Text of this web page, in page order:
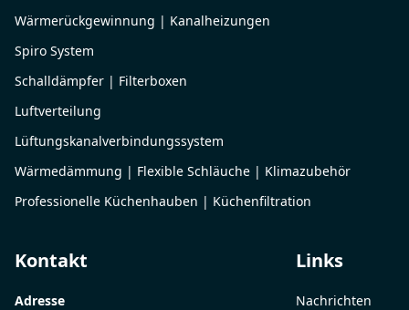
Wärmerückgewinnung | Kanalheizungen
Spiro System
Schalldämpfer | Filterboxen
Luftverteilung
Lüftungskanalverbindungssystem
Wärmedämmung | Flexible Schläuche | Klimazubehör
Professionelle Küchenhauben | Küchenfiltration
Kontakt
Adresse
Links
Nachrichten